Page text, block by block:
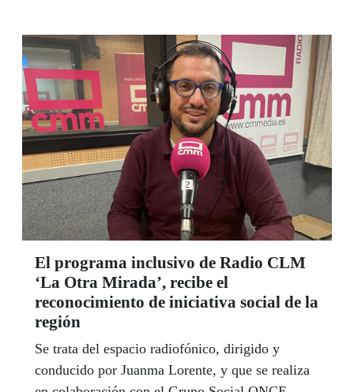
El programa inclusivo de Radio CLM
‘La Otra Mirada’, recibe el
reconocimiento de iniciativa social de la
región
Se trata del espacio radiofónico, dirigido y
conducido por Juanma Lorente, y que se realiza